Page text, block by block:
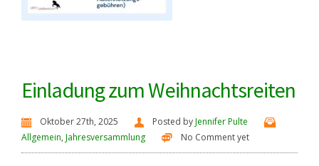
Einladung zum Weihnachtsreiten
Oktober 27th, 2025 Posted byJennifer Pulte
Allgemein, Jahresversammlung No Comment yet